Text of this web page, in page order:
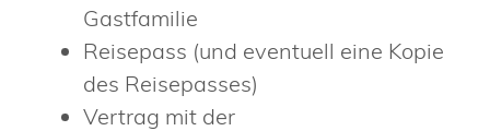
Gastfamilie
Reisepass (und eventuell eine Kopie
des Reisepasses)
Vertrag mit der